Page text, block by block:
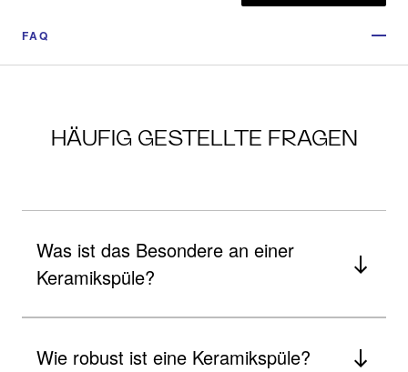
FAQ
HÄUFIG GESTELLTE FRAGEN
Was ist das Besondere an einer
Keramikspüle?
Wie robust ist eine Keramikspüle?